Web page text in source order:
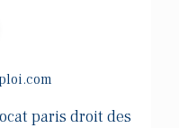
paris droit des